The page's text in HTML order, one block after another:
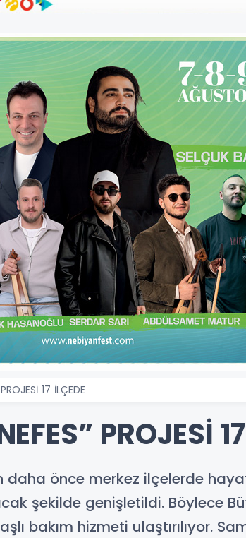
17 İLÇEDE
PROJESİ
önce merkez ilçelerde
şekilde genişletildi. Böylece
bakım hizmeti ulaştırılıyor.